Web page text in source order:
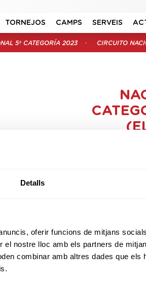
Detalls
oferir funcions de mitjans
nostre lloc amb els partners de
combinar amb altres dades que els
TORNEJOS CAMPS SERVEIS
5ª CATEGORÍA 2023 CIRCUITO
SNR M-A MYR